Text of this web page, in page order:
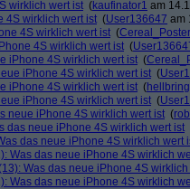
wirklich wert ist (kaufinator1 am
4S wirklich wert ist (User136647 am
4S wirklich wert ist (Cereal_Poster
4S wirklich wert ist (
iPhone 4S wirklich wert ist (
iPhone 4S wirklich wert ist (
iPhone 4S wirklich wert ist (
iPhone 4S wirklich wert ist (
neue iPhone 4S wirklich wert ist (
das neue iPhone 4S wirklich wert ist
das neue iPhone 4S wirklich wert
Was das neue iPhone 4S wirklich
Was das neue iPhone 4S
Was das neue iPhone 4S wirklich